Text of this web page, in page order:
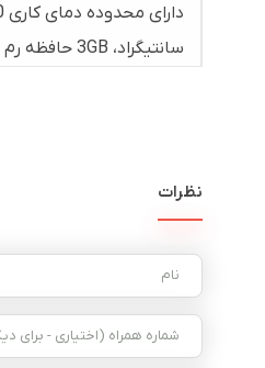
سانتیگراد، 3GB حافظه رم داخلی
نظرات